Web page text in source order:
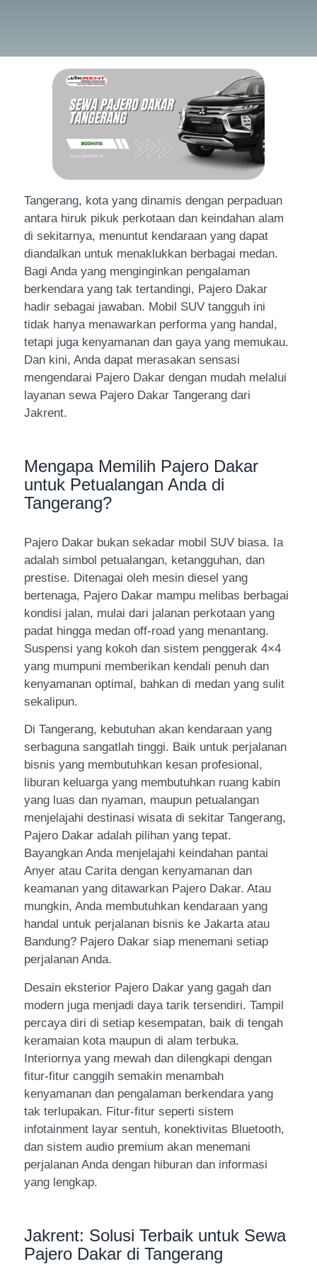
Tangerang, kota yang dinamis dengan perpaduan
antara hiruk pikuk perkotaan dan keindahan alam
di sekitarnya, menuntut kendaraan yang dapat
diandalkan untuk menaklukkan berbagai medan.
Bagi Anda yang menginginkan pengalaman
berkendara yang tak tertandingi, Pajero Dakar
hadir sebagai jawaban. Mobil SUV tangguh ini
tidak hanya menawarkan performa yang handal,
tetapi juga kenyamanan dan gaya yang memukau.
Dan kini, Anda dapat merasakan sensasi
mengendarai Pajero Dakar dengan mudah melalui
layanan sewa Pajero Dakar Tangerang dari
Jakrent.
Mengapa Memilih Pajero Dakar
untuk Petualangan Anda di
Tangerang?
Pajero Dakar bukan sekadar mobil SUV biasa. Ia
adalah simbol petualangan, ketangguhan, dan
prestise. Ditenagai oleh mesin diesel yang
bertenaga, Pajero Dakar mampu melibas berbagai
kondisi jalan, mulai dari jalanan perkotaan yang
padat hingga medan off-road yang menantang.
Suspensi yang kokoh dan sistem penggerak 4×4
yang mumpuni memberikan kendali penuh dan
kenyamanan optimal, bahkan di medan yang sulit
sekalipun.
Di Tangerang, kebutuhan akan kendaraan yang
serbaguna sangatlah tinggi. Baik untuk perjalanan
bisnis yang membutuhkan kesan profesional,
liburan keluarga yang membutuhkan ruang kabin
yang luas dan nyaman, maupun petualangan
menjelajahi destinasi wisata di sekitar Tangerang,
Pajero Dakar adalah pilihan yang tepat.
Bayangkan Anda menjelajahi keindahan pantai
Anyer atau Carita dengan kenyamanan dan
keamanan yang ditawarkan Pajero Dakar. Atau
mungkin, Anda membutuhkan kendaraan yang
handal untuk perjalanan bisnis ke Jakarta atau
Bandung? Pajero Dakar siap menemani setiap
perjalanan Anda.
Desain eksterior Pajero Dakar yang gagah dan
modern juga menjadi daya tarik tersendiri. Tampil
percaya diri di setiap kesempatan, baik di tengah
keramaian kota maupun di alam terbuka.
Interiornya yang mewah dan dilengkapi dengan
fitur-fitur canggih semakin menambah
kenyamanan dan pengalaman berkendara yang
tak terlupakan. Fitur-fitur seperti sistem
infotainment layar sentuh, konektivitas Bluetooth,
dan sistem audio premium akan menemani
perjalanan Anda dengan hiburan dan informasi
yang lengkap.
Jakrent: Solusi Terbaik untuk Sewa
Pajero Dakar di Tangerang